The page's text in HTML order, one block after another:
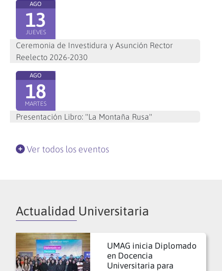
AGO
13
JUEVES
Ceremonia de Investidura y Asunción Rector
Reelecto 2026-2030
AGO
18
MARTES
Presentación Libro: "La Montaña Rusa"
Ver todos los eventos
Actualidad Universitaria
UMAG inicia Diplomado
en Docencia
Universitaria para